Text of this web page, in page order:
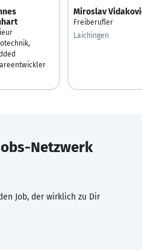
Miroslav
Freiberufler
Laichingen
Netzwerk
Job, der wirklich zu Dir